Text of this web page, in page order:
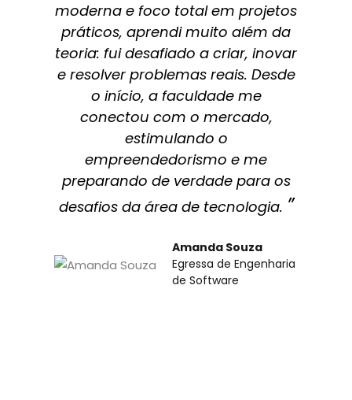
moderna e foco total em projetos
práticos, aprendi muito além da
teoria: fui desafiado a criar, inovar
e resolver problemas reais. Desde
o início, a faculdade me
conectou com o mercado,
estimulando o
empreendedorismo e me
preparando de verdade para os
desafios da área de tecnologia. ”
Amanda Souza
Egressa de Engenharia
de Software